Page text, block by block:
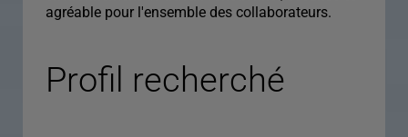
agréable pour l'ensemble des collaborateurs.
Profil recherché